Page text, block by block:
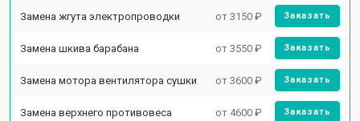
Замена жгута электропроводки от 3150 ₽ Заказать
Замена шкива барабана от 3550 ₽ Заказать
Замена мотора вентилятора сушки от 3600 ₽ Заказать
Замена верхнего противовеса от 4600 ₽ Заказать